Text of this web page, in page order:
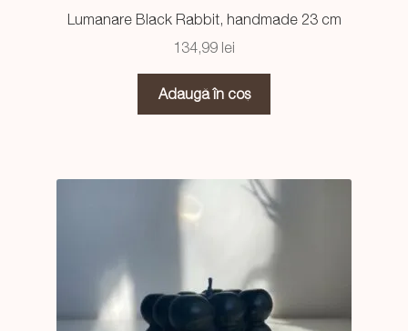
Lumanare Black Rabbit, handmade 23 cm
134,99 lei
Adaugă în coș